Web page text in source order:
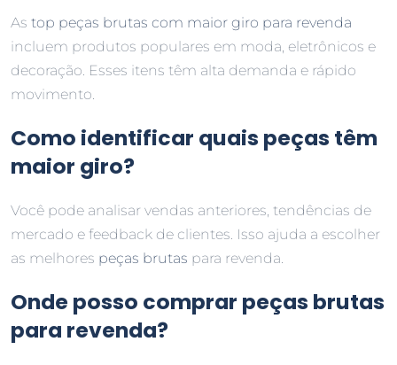
As top peças brutas com maior giro para revenda
incluem produtos populares em moda, eletrônicos e
decoração. Esses itens têm alta demanda e rápido
movimento.
Como identificar quais peças têm
maior giro?
Você pode analisar vendas anteriores, tendências de
mercado e feedback de clientes. Isso ajuda a escolher
as melhores peças brutas para revenda.
Onde posso comprar peças brutas
para revenda?